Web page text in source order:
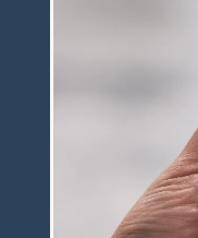
oknie)